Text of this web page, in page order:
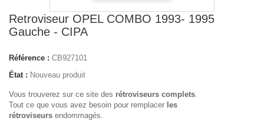
Retroviseur OPEL COMBO 1993- 1995
Gauche - CIPA
Référence : CB927101
État : Nouveau produit
Vous trouverez sur ce site des rétroviseurs complets.
Tout ce que vous avez besoin pour remplacer les
rétroviseurs endommagés.